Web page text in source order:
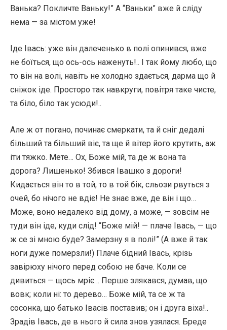
Ванька? Покличте Ваньку!” А “Ваньки” вже й сліду
нема — за містом уже!
Іде Івась: уже він далеченько в полі опинився, вже
не боїться, що ось-ось наженуть!.. І так йому любо, що
то він на волі, навіть не холодно здається, дарма що й
сніжок іде. Просторо так навкруги, повітря таке чисте,
та біло, біло так усюди!..
Але ж от погано, починає смеркати, та й сніг дедалі
більший та більший віє, та ще й вітер його крутить, аж
іти тяжко. Мете… Ох, Боже мій, та де ж вона та
дорога? Лишенько! Збився Івашко з дороги!
Кидається він то в той, то в той бік, сльози рвуться з
очей, бо нічого не вдіє! Не знає вже, де він і що…
Може, воно недалеко від дому, а може, — зовсім не
туди він іде, куди слід! “Боже мій! — плаче Івась, — що
ж се зі мною буде? Замерзну я в полі!” (А вже й так
ноги дуже померзли!) Плаче бідний Івась, крізь
завірюху нічого перед собою не баче. Коли се
дивиться — щось мpіє… Перше злякався, думав, що
вовк; коли ні: то дерево… Боже мій, та се ж та
сосонка, що батько Івасів поставив; он і друга віха!..
Зрадів Івась, де в нього й сила знов узялася. Бреде